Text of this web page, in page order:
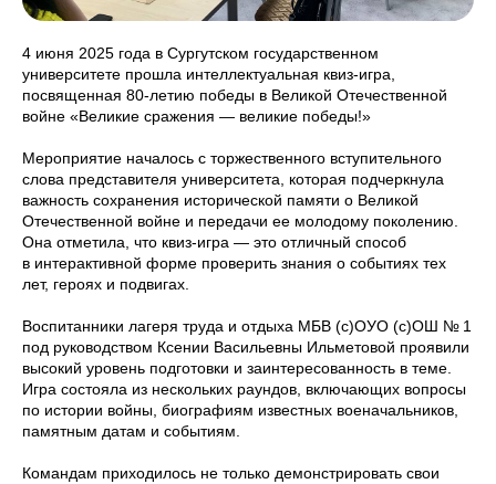
4 июня 2025 года в Сургутском государственном
университете прошла интеллектуальная квиз-игра,
посвященная 80-летию победы в Великой Отечественной
войне «Великие сражения — великие победы!»
Мероприятие началось с торжественного вступительного
слова представителя университета, которая подчеркнула
важность сохранения исторической памяти о Великой
Отечественной войне и передачи ее молодому поколению.
Она отметила, что квиз-игра — это отличный способ
в интерактивной форме проверить знания о событиях тех
лет, героях и подвигах.
Воспитанники лагеря труда и отдыха МБВ (с)ОУО (с)ОШ № 1
под руководством Ксении Васильевны Ильметовой проявили
высокий уровень подготовки и заинтересованность в теме.
Игра состояла из нескольких раундов, включающих вопросы
по истории войны, биографиям известных военачальников,
памятным датам и событиям.
Командам приходилось не только демонстрировать свои